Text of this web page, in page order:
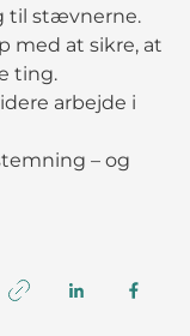
til stævnerne.
med at sikre, at
ting.
arbejde i
– og